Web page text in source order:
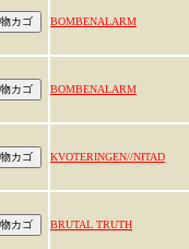
BOMBENALARM
BOMBENALARM
KVOTERINGEN//NITAD
BRUTAL TRUTH